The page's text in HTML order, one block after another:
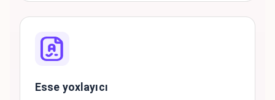
Esse yoxlayıcı